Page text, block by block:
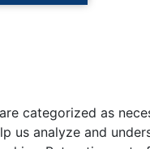
categorized as
us analyze and